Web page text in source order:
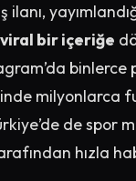
ilanı,
viral bir içeriğe
binlerce
milyonlarca
de spor
hızla